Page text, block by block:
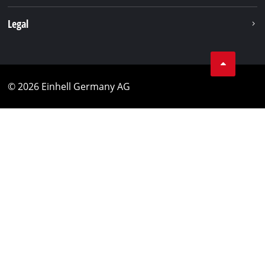
Legal
© 2026 Einhell Germany AG